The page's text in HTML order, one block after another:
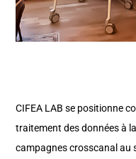
CIFEA LAB se positionne
traitement des données à
campagnes crosscanal au